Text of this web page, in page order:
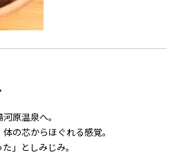
原温泉へ。
の芯からほぐれる感覚。
」としみじみ。